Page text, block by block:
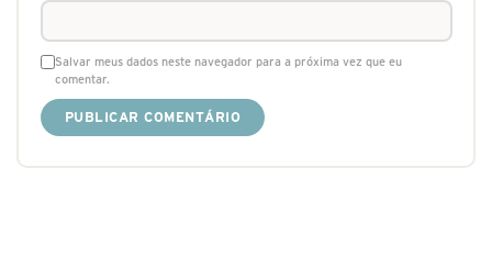
Salvar meus dados neste navegador para a próxima vez que eu
comentar.